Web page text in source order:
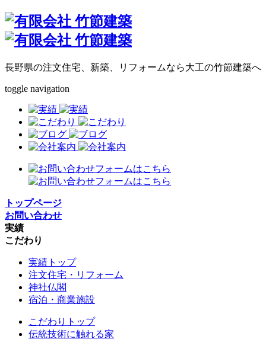
長野県の注文住宅、新築、リフォームなら大工の竹節建築へ
toggle navigation
トップページ
お問い合わせ
実績
こだわり
実績トップ
注文住宅・リフォーム
神社仏閣
宿泊・商業施設
こだわりトップ
伝統技術に触れる家